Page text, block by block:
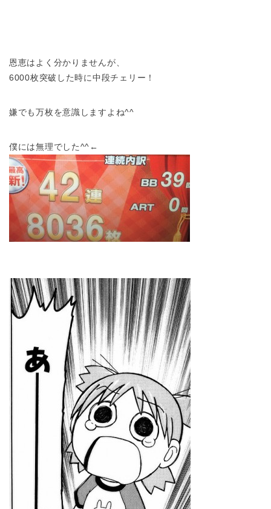
恩恵はよく分かりませんが、
6000枚突破した時に中段チェリー！
嫌でも万枚を意識しますよね^^
僕には無理でした^^←